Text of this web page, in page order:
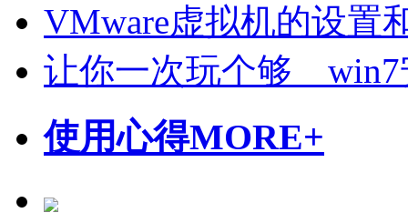
VMware虚拟机的设置
让你一次玩个够 win7
使用心得MORE+